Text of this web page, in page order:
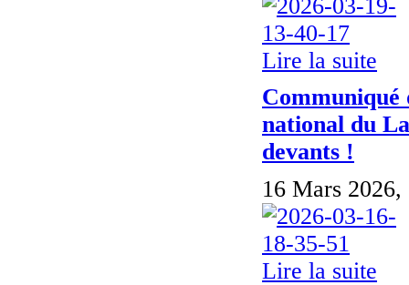
Lire la suite
Communiqué
national du
devants !
16 Mars 2026,
Lire la suite